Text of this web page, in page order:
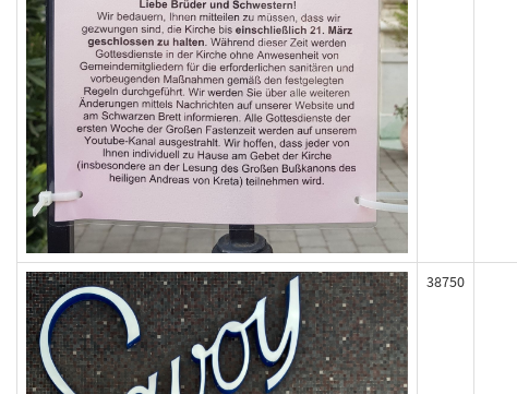
38750